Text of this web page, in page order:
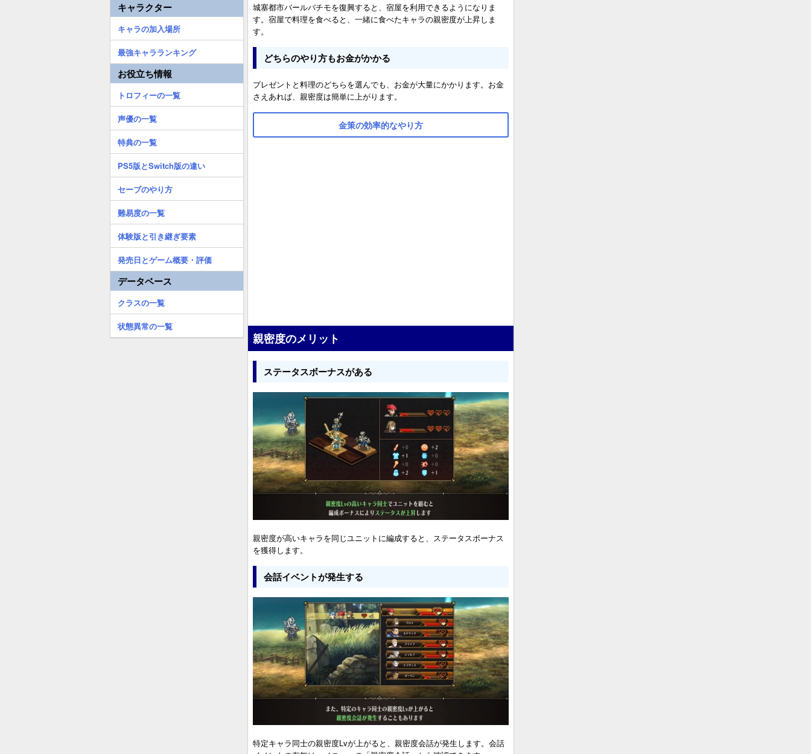
城塞都市バールバチモを復興すると、宿屋を利用できるようになりま
す。宿屋で料理を食べると、一緒に食べたキャラの親密度が上昇しま
す。
どちらのやり方もお金がかかる
プレゼントと料理のどちらを選んでも、お金が大量にかかります。お金
さえあれば、親密度は簡単に上がります。
金策の効率的なやり方
親密度のメリット
ステータスボーナスがある
親密度が高いキャラを同じユニットに編成すると、ステータスボーナス
を獲得します。
会話イベントが発生する
特定キャラ同士の親密度Lvが上がると、親密度会話が発生します。会話
キャラクター
キャラの加入場所
最強キャラランキング
お役立ち情報
トロフィーの一覧
声優の一覧
特典の一覧
PS5版とSwitch版の違い
セーブのやり方
難易度の一覧
体験版と引き継ぎ要素
発売日とゲーム概要・評価
データベース
クラスの一覧
状態異常の一覧